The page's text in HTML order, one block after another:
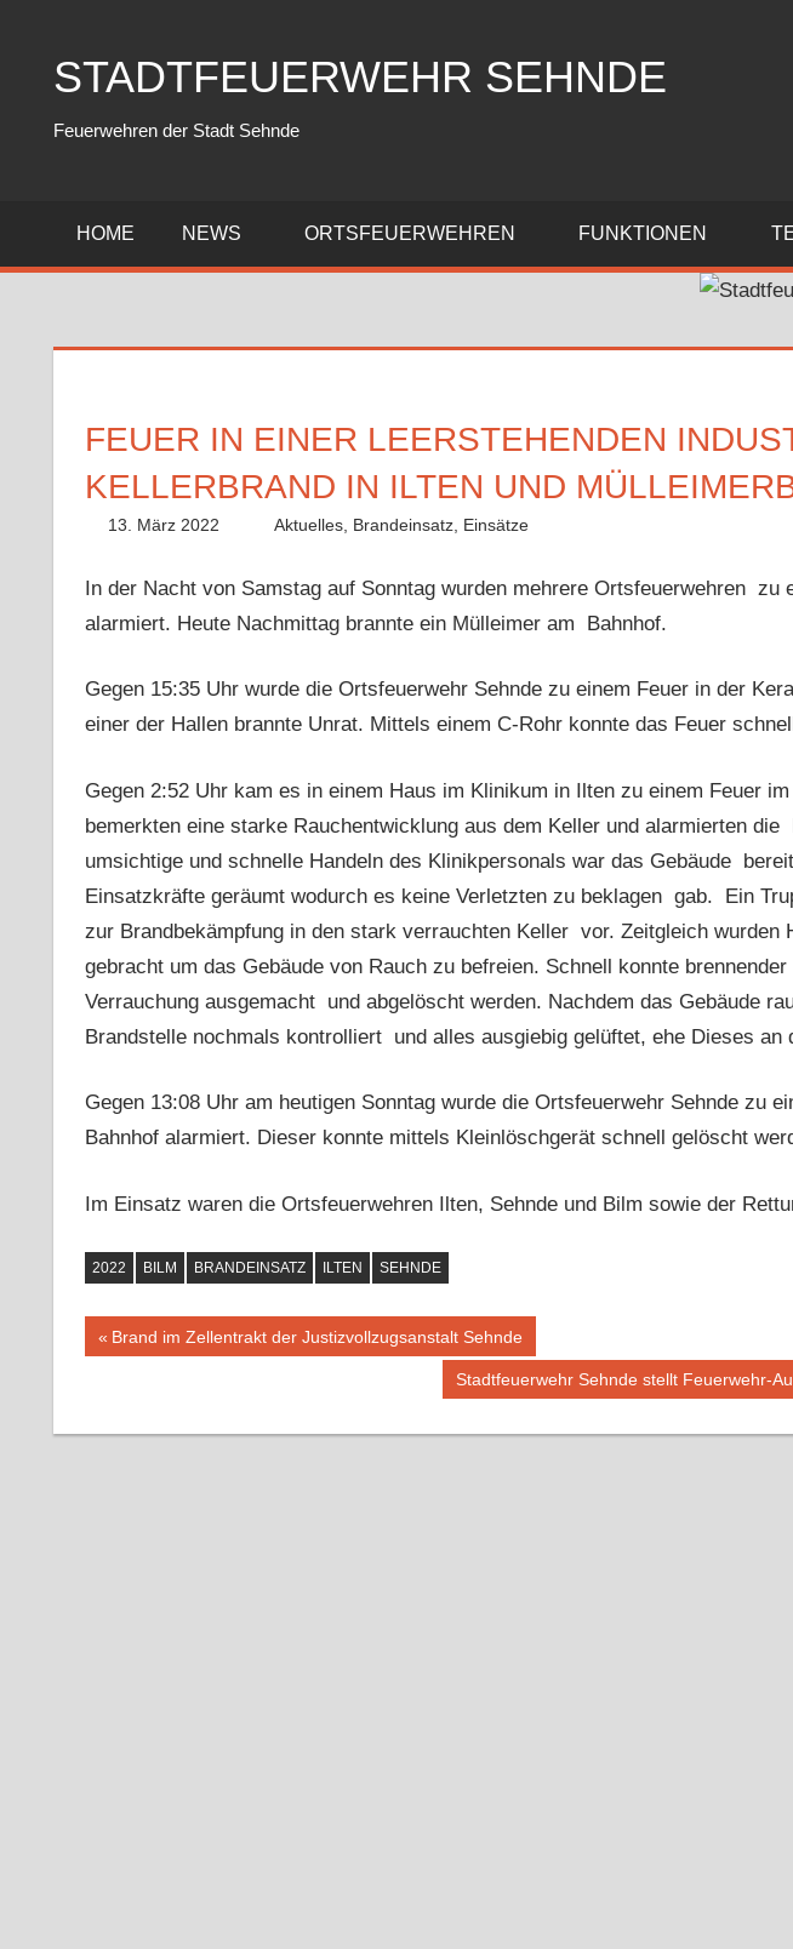
springenSTADTFEUERWEHR SEHNDE
Feuerwehren der Stadt Sehnde
HOME NEWS ORTSFEUERWEHREN FUNKTIONEN
FEUER IN EINER LEERSTEHENDEN
KELLERBRAND IN ILTEN UND
13. März 2022 Benedikt Nolle
Aktuelles, Brandeinsatz, Einsätze
In der Nacht von Samstag auf Sonntag wurden mehrere Ortsfeuerwehren zu
alarmiert. Heute Nachmittag brannte ein Mülleimer am Bahnhof.
Gegen 15:35 Uhr wurde die Ortsfeuerwehr Sehnde zu einem Feuer in der
einer der Hallen brannte Unrat. Mittels einem C-Rohr konnte das Feuer
Gegen 2:52 Uhr kam es in einem Haus im Klinikum in Ilten zu einem Feuer
bemerkten eine starke Rauchentwicklung aus dem Keller und alarmierten die
umsichtige und schnelle Handeln des Klinikpersonals war das Gebäude
Einsatzkräfte geräumt wodurch es keine Verletzten zu beklagen gab. Ein
zur Brandbekämpfung in den stark verrauchten Keller vor. Zeitgleich wurden
gebracht um das Gebäude von Rauch zu befreien. Schnell konnte
Verrauchung ausgemacht und abgelöscht werden. Nachdem das Gebäude
Brandstelle nochmals kontrolliert und alles ausgiebig gelüftet, ehe Dieses an
Gegen 13:08 Uhr am heutigen Sonntag wurde die Ortsfeuerwehr Sehnde zu
Bahnhof alarmiert. Dieser konnte mittels Kleinlöschgerät schnell gelöscht
Im Einsatz waren die Ortsfeuerwehren Ilten, Sehnde und Bilm sowie der
2022 BILM BRANDEINSATZ ILTEN SEHNDE
Beitragsnavigation
Vorheriger
Brand im Zellentrakt der Justizvollzugsanstalt Sehnde
Nächster
Stadtfeuerwehr Sehnde stellt Feuerwehr-